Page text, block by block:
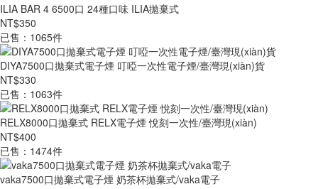
ILIA BAR 4 6500口 24種口味 ILIA拋棄式
NT$350
已售：1065件
DIYA7500口拋棄式電子煙 叮啞一次性電子煙/臺灣現(xiàn)貨
NT$330
已售：1063件
RELX8000口拋棄式 RELX電子煙 悅刻一次性/臺灣現(xiàn)
NT$400
已售：1474件
vaka7500口拋棄式電子煙 奶茶杯拋棄式/vaka電子